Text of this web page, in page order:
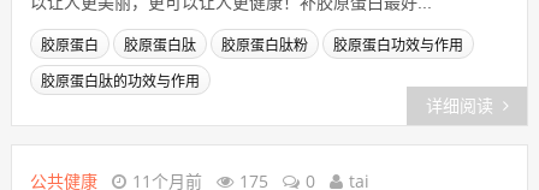
胶原蛋白 胶原蛋白肽 胶原蛋白肽粉 胶原蛋白功效与作用
胶原蛋白肽的功效与作用
详细阅读
公共健康 11个月前 175 0 tai